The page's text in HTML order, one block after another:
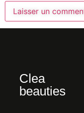
Clea
beauties